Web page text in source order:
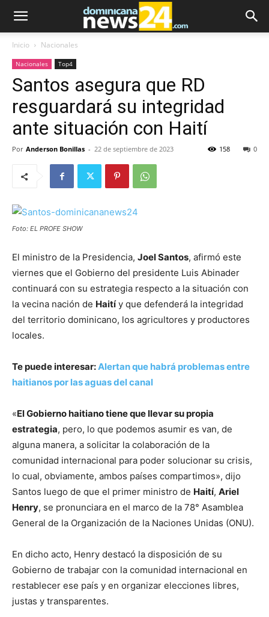
Inicio Nacionales
Nacionales Top4
Santos asegura que RD
resguardará su integridad
ante situación con Haití
Por Anderson Bonillas - 22 de septiembre de 2023 0
158
Foto: EL PROFE SHOW
El ministro de la Presidencia, Joel Santos, afirmó este
viernes que el Gobierno del presidente Luis Abinader
continuará con su estrategia respecto a la situación con
la vecina nación de Haitíy que defenderá la integridad
del territorio dominicano, los agricultores y productores
locales.
Te puede interesar:Alertan que habrá problemas entre
haitianos por las aguas del canal
«El Gobierno haitiano tiene que llevar su propia
estrategia, pero, lo que podemos asumir es van, de
alguna manera, a solicitar la colaboración de la
comunidad internacional para poder solucionar su crisis,
lo cual, obviamente, ambos países compartimos», dijo
Santos luego de que el primer ministro de Haití, Ariel
Henry, se pronunciara en el marco de la 78° Asamblea
General de la Organización de la Naciones Unidas (ONU).
En dicho acto, Henry destacó la disposición de su
Gobierno de trabajar con la comunidad internacional en
restablecer ese país y en organizar elecciones libres,
justas y transparentes.